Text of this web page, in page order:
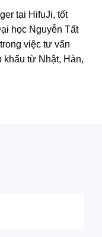
tại HifuJi, tốt
học Nguyễn Tất
việc tư vấn
khẩu từ Nhật, Hàn,